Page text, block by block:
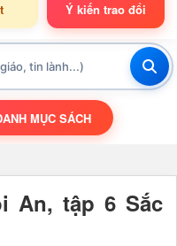
Ý kiến trao đổi
NAVIGATION
MỤC SÁCH
An, tập 6 Sắc